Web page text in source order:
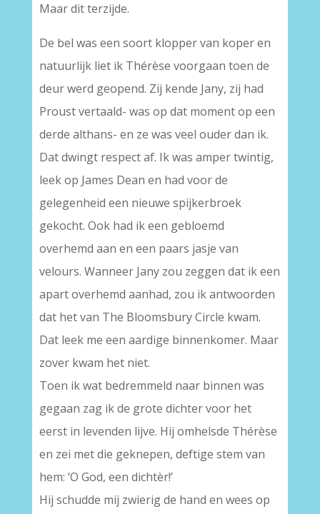
Maar dit terzijde.
De bel was een soort klopper van koper en
natuurlijk liet ik Thérèse voorgaan toen de
deur werd geopend. Zij kende Jany, zij had
Proust vertaald- was op dat moment op een
derde althans- en ze was veel ouder dan ik.
Dat dwingt respect af. Ik was amper twintig,
leek op James Dean en had voor de
gelegenheid een nieuwe spijkerbroek
gekocht. Ook had ik een gebloemd
overhemd aan en een paars jasje van
velours. Wanneer Jany zou zeggen dat ik een
apart overhemd aanhad, zou ik antwoorden
dat het van The Bloomsbury Circle kwam.
Dat leek me een aardige binnenkomer. Maar
zover kwam het niet.
Toen ik wat bedremmeld naar binnen was
gegaan zag ik de grote dichter voor het
eerst in levenden lijve. Hij omhelsde Thérèse
en zei met die geknepen, deftige stem van
hem: ‘O God, een dichtèr!’
Hij schudde mij zwierig de hand en wees op